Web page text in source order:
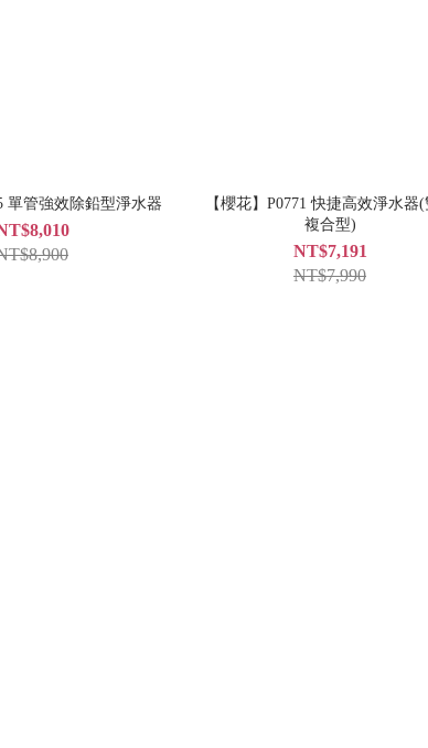
單管強效除鉛型淨水器
【櫻花】P0771 快捷高效淨水器
複合型)
NT$7,191
NT$7,990